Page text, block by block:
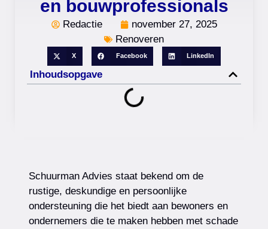
en bouwprofessionals
Redactie
november 27, 2025
Renoveren
X Facebook LinkedIn
Inhoudsopgave
Schuurman Advies staat bekend om de
rustige, deskundige en persoonlijke
ondersteuning die het biedt aan bewoners en
ondernemers die te maken hebben met schade